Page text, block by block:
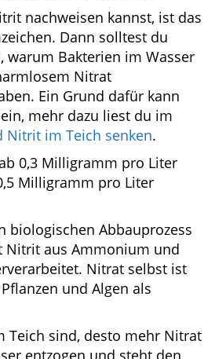
nachweisen kannst, ist das
Dann solltest du
warum Bakterien im Wasser
Nitrat
Ein Grund dafür kann
mehr dazu liest du im
Nitrit im Teich senken.
0,3 Milligramm pro Liter
Milligramm pro Liter
biologischen Abbauprozess
Nitrit aus Ammonium und
Nitrat selbst ist
und Algen als
Teich sind, desto mehr Nitrat
entzogen und steht den